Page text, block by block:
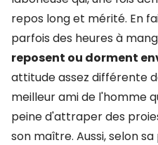
repos long et mérité. En
parfois des heures à
reposent ou dorment
attitude assez différente
meilleur ami de l'homme
peine d'attraper des
son maître. Aussi, selon